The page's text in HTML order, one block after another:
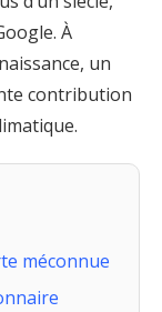
À
un
contribution
méconnue